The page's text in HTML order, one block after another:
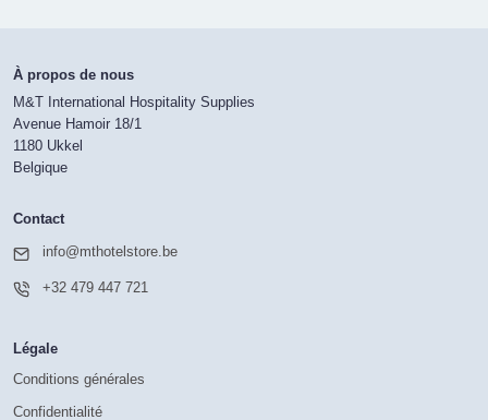
À propos de nous
M&T International Hospitality Supplies
Avenue Hamoir 18/1
1180 Ukkel
Belgique
Contact
info@mthotelstore.be
+32 479 447 721
Légale
Conditions générales
Confidentialité